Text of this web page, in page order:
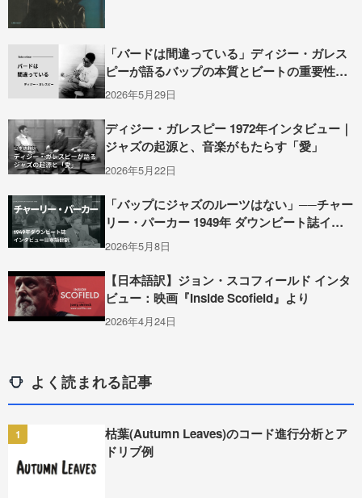
「バードは間違っている」ディジー・ガレス
ピーが語るバップの本質とビートの重要性
（1949年インタビュー）
2026年5月29日
ディジー・ガレスピー 1972年インタビュー｜
ジャズの起源と、音楽がもたらす「愛」
2026年5月22日
「バップにジャズのルーツはない」──チャー
リー・パーカー 1949年 ダウンビート誌イン
タビュー全訳
2026年5月8日
【日本語訳】ジョン・スコフィールド インタ
ビュー：映画『Inside Scofield』より
2026年4月24日
よく読まれる記事
1
枯葉(Autumn Leaves)のコード進行分析とア
ドリブ例